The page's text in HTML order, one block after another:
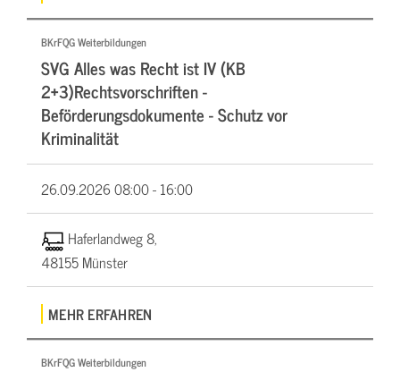
BKrFQG Weiterbildungen
SVG Alles was Recht ist IV (KB
2+3)Rechtsvorschriften -
Beförderungsdokumente - Schutz vor
Kriminalität
26.09.202608:00 - 16:00
Haferlandweg 8,
48155 Münster
MEHR ERFAHREN
BKrFQG Weiterbildungen